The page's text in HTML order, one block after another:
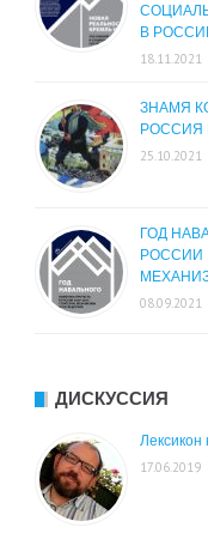
В
18.11.2021
ЗНАМЯ
РОССИЯ
25.10.2021
ГОД
РОССИИ
08.09.2021
ДИСКУССИЯ
Лексикон
17.06.2019